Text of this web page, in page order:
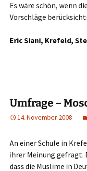
Es wäre schön, wenn
Vorschläge
Eric Siani, Krefeld,
Umfrage –
14. November 2008
An einer Schule in
ihrer Meinung gefragt.
dass die Muslime in